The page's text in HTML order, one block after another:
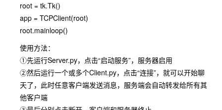
root = tk.Tk()
app = TCPClient(root)
root.mainloop()
使用方法：
①先运行Server.py，点击“启动服务”，服务器启用
②然后运行一个或多个Client.py，点击“连接”，就可以开始聊
天了，此时任意客户端发送消息，服务端会自动转发给所有其
他客户端